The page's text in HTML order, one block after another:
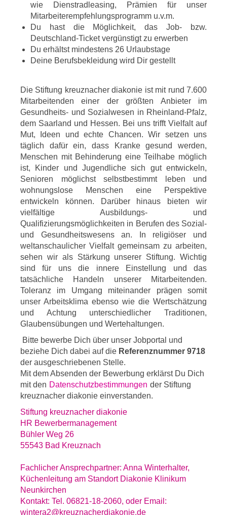
wie Dienstradleasing, Prämien für unser
Mitarbeiterempfehlungsprogramm u.v.m.
Du hast die Möglichkeit, das Job- bzw.
Deutschland-Ticket vergünstigt zu erwerben
Du erhältst mindestens 26 Urlaubstage
Deine Berufsbekleidung wird Dir gestellt
Die Stiftung kreuznacher diakonie ist mit rund 7.600
Mitarbeitenden einer der größten Anbieter im
Gesundheits- und Sozialwesen in Rheinland-Pfalz,
dem Saarland und Hessen. Bei uns trifft Vielfalt auf
Mut, Ideen und echte Chancen. Wir setzen uns
täglich dafür ein, dass Kranke gesund werden,
Menschen mit Behinderung eine Teilhabe möglich
ist, Kinder und Jugendliche sich gut entwickeln,
Senioren möglichst selbstbestimmt leben und
wohnungslose Menschen eine Perspektive
entwickeln können. Darüber hinaus bieten wir
vielfältige Ausbildungs- und
Qualifizierungsmöglichkeiten in Berufen des Sozial-
und Gesundheitswesens an. In religiöser und
weltanschaulicher Vielfalt gemeinsam zu arbeiten,
sehen wir als Stärkung unserer Stiftung. Wichtig
sind für uns die innere Einstellung und das
tatsächliche Handeln unserer Mitarbeitenden.
Toleranz im Umgang miteinander prägen somit
unser Arbeitsklima ebenso wie die Wertschätzung
und Achtung unterschiedlicher Traditionen,
Glaubensübungen und Wertehaltungen.
Bitte bewerbe Dich über unser Jobportal und
beziehe Dich dabei auf die Referenznummer 9718
der ausgeschriebenen Stelle.
Mit dem Absenden der Bewerbung erklärst Du Dich
mit den Datenschutzbestimmungen der Stiftung
kreuznacher diakonie einverstanden.
Stiftung kreuznacher diakonie
HR Bewerbermanagement
Bühler Weg 26
55543 Bad Kreuznach
Fachlicher Ansprechpartner: Anna Winterhalter,
Küchenleitung am Standort Diakonie Klinikum
Neunkirchen
Kontakt: Tel. 06821-18-2060, oder Email:
wintera2@kreuznacherdiakonie.de